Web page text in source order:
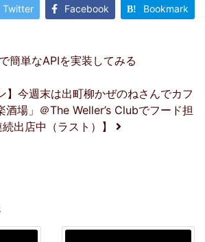
Twitter Facebook Bookmark
ゲーション
簡単なAPIを実装してみる
】今週末は出町柳かぜのねさんでカフ
場」＠The Weller’s Clubでフード担
出店中（ラスト）】